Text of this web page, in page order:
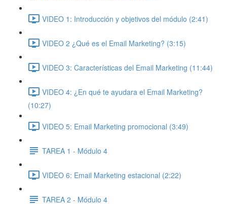
VIDEO 1: Introducción y objetivos del módulo (2:41)
VIDEO 2 ¿Qué es el Email Marketing? (3:15)
VIDEO 3: Características del Email Marketing (11:44)
VIDEO 4: ¿En qué te ayudara el Email Marketing?
(10:27)
VIDEO 5: Email Marketing promocional (3:49)
TAREA 1 - Módulo 4
VIDEO 6: Email Marketing estacional (2:22)
TAREA 2 - Módulo 4